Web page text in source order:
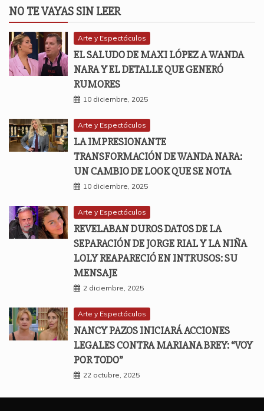
NO TE VAYAS SIN LEER
Arte y Espectáculos
EL SALUDO DE MAXI LÓPEZ A WANDA
NARA Y EL DETALLE QUE GENERÓ
RUMORES
10 diciembre, 2025
Arte y Espectáculos
LA IMPRESIONANTE
TRANSFORMACIÓN DE WANDA NARA:
UN CAMBIO DE LOOK QUE SE NOTA
10 diciembre, 2025
Arte y Espectáculos
REVELABAN DUROS DATOS DE LA
SEPARACIÓN DE JORGE RIAL Y LA NIÑA
LOLY REAPARECIÓ EN INTRUSOS: SU
MENSAJE
2 diciembre, 2025
Arte y Espectáculos
NANCY PAZOS INICIARÁ ACCIONES
LEGALES CONTRA MARIANA BREY: “VOY
POR TODO”
22 octubre, 2025